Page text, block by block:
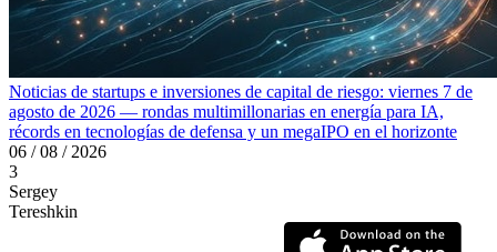
Noticias de startups e inversiones de capital de riesgo: viernes 7 de
agosto de 2026 — rondas multimillonarias en energía para IA,
récords en tecnologías de defensa y un megaIPO en el horizonte
06 / 08 / 2026
3
Sergey
Tereshkin